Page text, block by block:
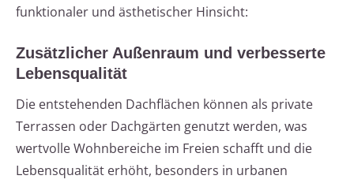
funktionaler und ästhetischer Hinsicht:
Zusätzlicher Außenraum und verbesserte
Lebensqualität
Die entstehenden Dachflächen können als private
Terrassen oder Dachgärten genutzt werden, was
wertvolle Wohnbereiche im Freien schafft und die
Lebensqualität erhöht, besonders in urbanen